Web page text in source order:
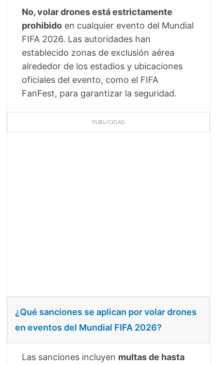
No, volar drones está estrictamente
prohibido en cualquier evento del Mundial
FIFA 2026. Las autoridades han
establecido zonas de exclusión aérea
alrededor de los estadios y ubicaciones
oficiales del evento, como el FIFA
FanFest, para garantizar la seguridad.
PUBLICIDAD
¿Qué sanciones se aplican por volar drones
en eventos del Mundial FIFA 2026?
Las sanciones incluyen multas de hasta